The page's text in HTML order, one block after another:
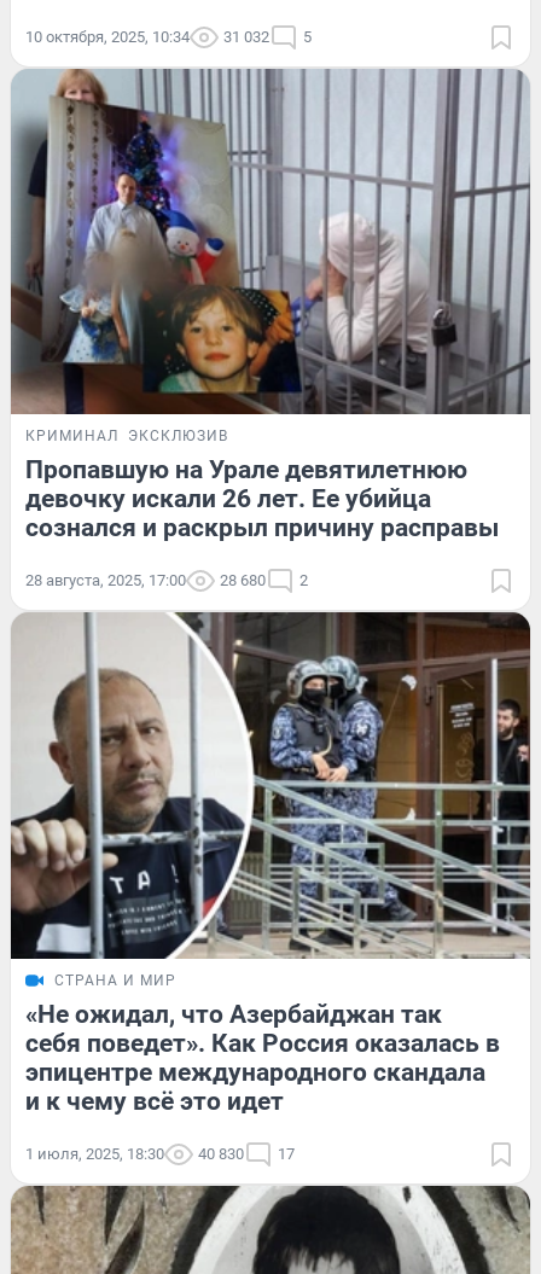
10 октября, 2025, 10:34 31 032 5
КРИМИНАЛ ЭКСКЛЮЗИВ
Пропавшую на Урале девятилетнюю
девочку искали 26 лет. Ее убийца
сознался и раскрыл причину расправы
28 августа, 2025, 17:00 28 680 2
СТРАНА И МИР
«Не ожидал, что Азербайджан так
себя поведет». Как Россия оказалась в
эпицентре международного скандала
и к чему всё это идет
1 июля, 2025, 18:30 40 830 17